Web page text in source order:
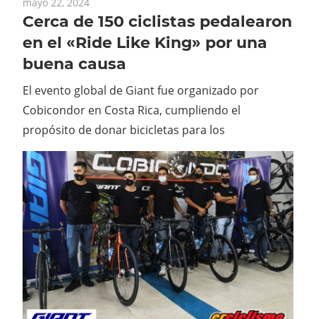
Cerca de 150 ciclistas pedalearon
en el «Ride Like King» por una
buena causa
El evento global de Giant fue organizado por
Cobicondor en Costa Rica, cumpliendo el
propósito de donar bicicletas para los